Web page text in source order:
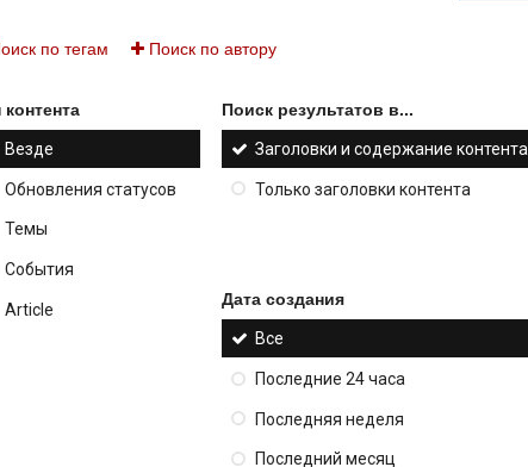
по тегам Поиск по автору
контента
Везде
Обновления статусов
Темы
События
Article
Поиск результатов в...
Заголовки и содержание контента
Только заголовки контента
Дата создания
Все
Последние 24 часа
Последняя неделя
Последний месяц